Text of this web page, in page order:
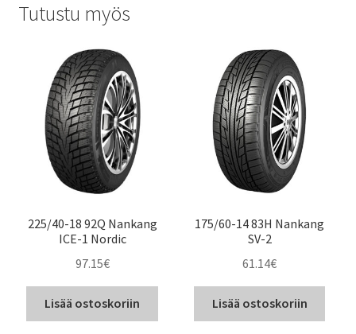
Tutustu myös
225/40-18 92Q Nankang
ICE-1 Nordic
97.15€
Lisää ostoskoriin
175/60-14 83H Nankang
SV-2
61.14€
Lisää ostoskoriin